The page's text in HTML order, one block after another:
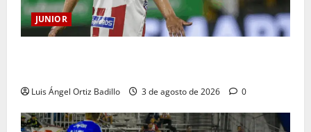
JUNIOR
Luis Ángel Ortiz Badillo 3 de agosto de 2026 0